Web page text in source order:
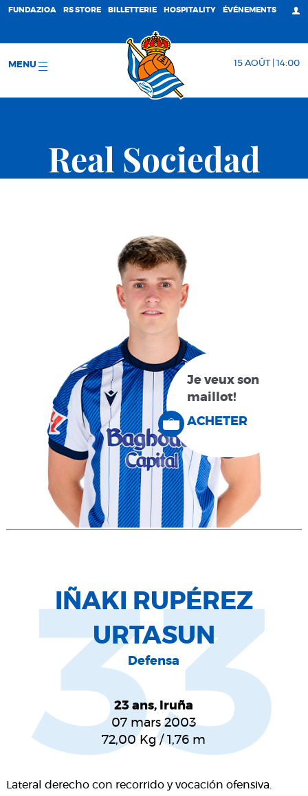
FUNDAZIOA RS STORE BILLETTERIE HOSPITALITY ÉVÉNEMENTS
MENU 15 AOÛT | 14:00
Real Sociedad
Je veux son
maillot!
ACHETER
IÑAKI RUPÉREZ
URTASUN
Defensa
23 ans, Iruña
07 mars 2003
72,00 Kg /1,76 m
Lateral derecho con recorrido y vocación ofensiva.
33